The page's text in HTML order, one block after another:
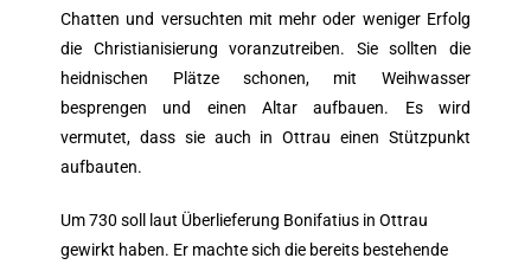
Chatten und versuchten mit mehr oder weniger Erfolg
die Christianisierung voranzutreiben. Sie sollten die
heidnischen Plätze schonen, mit Weihwasser
besprengen und einen Altar aufbauen. Es wird
vermutet, dass sie auch in Ottrau einen Stützpunkt
aufbauten.
Um 730 soll laut Überlieferung Bonifatius in Ottrau
gewirkt haben. Er machte sich die bereits bestehende